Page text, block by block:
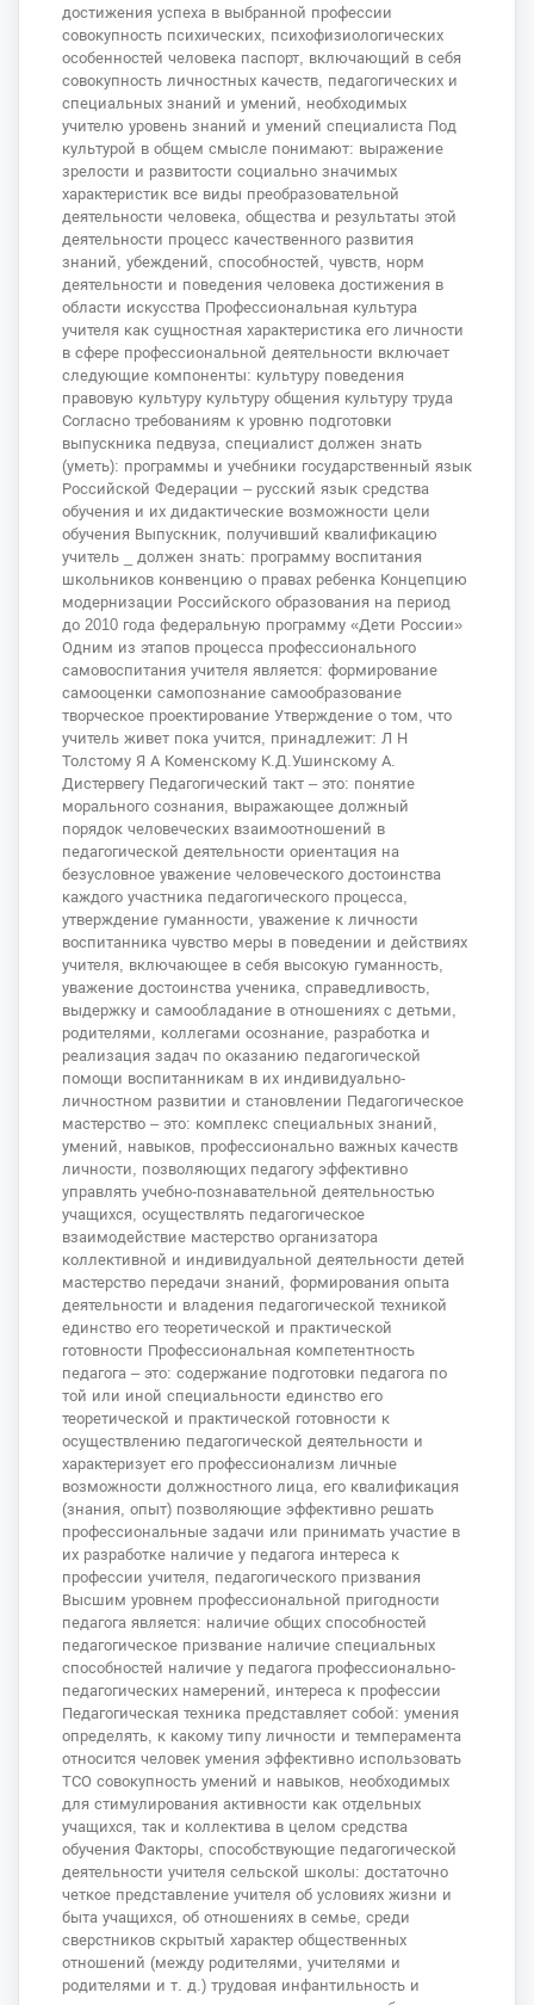
достижения успеха в выбранной профессии
совокупность психических, психофизиологических
особенностей человека паспорт, включающий в себя
совокупность личностных качеств, педагогических и
специальных знаний и умений, необходимых
учителю уровень знаний и умений специалиста Под
культурой в общем смысле понимают: выражение
зрелости и развитости социально значимых
характеристик все виды преобразовательной
деятельности человека, общества и результаты этой
деятельности процесс качественного развития
знаний, убеждений, способностей, чувств, норм
деятельности и поведения человека достижения в
области искусства Профессиональная культура
учителя как сущностная характеристика его личности
в сфере профессиональной деятельности включает
следующие компоненты: культуру поведения
правовую культуру культуру общения культуру труда
Согласно требованиям к уровню подготовки
выпускника педвуза, специалист должен знать
(уметь): программы и учебники государственный язык
Российской Федерации – русский язык средства
обучения и их дидактические возможности цели
обучения Выпускник, получивший квалификацию
учитель _ должен знать: программу воспитания
школьников конвенцию о правах ребенка Концепцию
модернизации Российского образования на период
до 2010 года федеральную программу «Дети России»
Одним из этапов процесса профессионального
самовоспитания учителя является: формирование
самооценки самопознание самообразование
творческое проектирование Утверждение о том, что
учитель живет пока учится, принадлежит: Л Н
Толстому Я А Коменскому К.Д.Ушинскому А.
Дистервегу Педагогический такт – это: понятие
морального сознания, выражающее должный
порядок человеческих взаимоотношений в
педагогической деятельности ориентация на
безусловное уважение человеческого достоинства
каждого участника педагогического процесса,
утверждение гуманности, уважение к личности
воспитанника чувство меры в поведении и действиях
учителя, включающее в себя высокую гуманность,
уважение достоинства ученика, справедливость,
выдержку и самообладание в отношениях с детьми,
родителями, коллегами осознание, разработка и
реализация задач по оказанию педагогической
помощи воспитанникам в их индивидуально-
личностном развитии и становлении Педагогическое
мастерство – это: комплекс специальных знаний,
умений, навыков, профессионально важных качеств
личности, позволяющих педагогу эффективно
управлять учебно-познавательной деятельностью
учащихся, осуществлять педагогическое
взаимодействие мастерство организатора
коллективной и индивидуальной деятельности детей
мастерство передачи знаний, формирования опыта
деятельности и владения педагогической техникой
единство его теоретической и практической
готовности Профессиональная компетентность
педагога – это: содержание подготовки педагога по
той или иной специальности единство его
теоретической и практической готовности к
осуществлению педагогической деятельности и
характеризует его профессионализм личные
возможности должностного лица, его квалификация
(знания, опыт) позволяющие эффективно решать
профессиональные задачи или принимать участие в
их разработке наличие у педагога интереса к
профессии учителя, педагогического призвания
Высшим уровнем профессиональной пригодности
педагога является: наличие общих способностей
педагогическое призвание наличие специальных
способностей наличие у педагога профессионально-
педагогических намерений, интереса к профессии
Педагогическая техника представляет собой: умения
определять, к какому типу личности и темперамента
относится человек умения эффективно использовать
ТСО совокупность умений и навыков, необходимых
для стимулирования активности как отдельных
учащихся, так и коллектива в целом средства
обучения Факторы, способствующие педагогической
деятельности учителя сельской школы: достаточно
четкое представление учителя об условиях жизни и
быта учащихся, об отношениях в семье, среди
сверстников скрытый характер общественных
отношений (между родителями, учителями и
родителями и т. д.) трудовая инфантильность и